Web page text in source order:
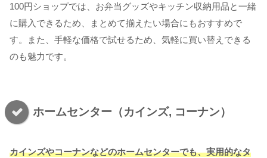
100円ショップでは、お弁当グッズやキッチン収納用品と一緒
に購入できるため、まとめて揃えたい場合にもおすすめで
す。また、手軽な価格で試せるため、気軽に買い替えできる
のも魅力です。
ホームセンター（カインズ, コーナン）
カインズやコーナンなどのホームセンターでも、実用的なタ